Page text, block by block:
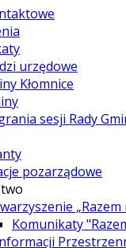
urzędowe
Kłomnice
sesji Rady
pozarządowe
„Razem
Komunikaty